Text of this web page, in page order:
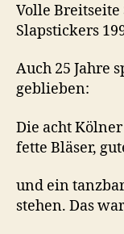
Volle Breitseite
Slapstickers
Auch 25 Jahre
geblieben:
Die acht
fette Bläser,
und ein
stehen. Das